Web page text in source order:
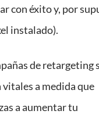
con éxito y, por
instalado).
de retargeting
a medida que
a aumentar tu